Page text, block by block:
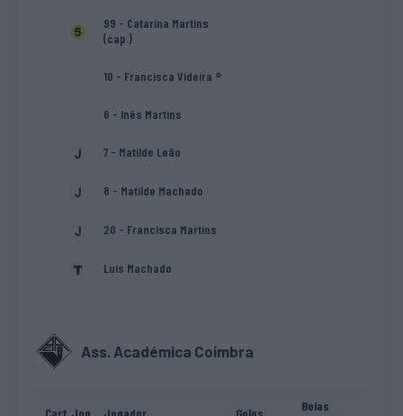
99 - Catarina Martins
(cap.)
10 - Francisca Videira ®
6 - Inês Martins
7 - Matilde Leão
8 - Matilde Machado
20 - Francisca Martins
Luís Machado
Ass. Académica Coimbra
Bolas